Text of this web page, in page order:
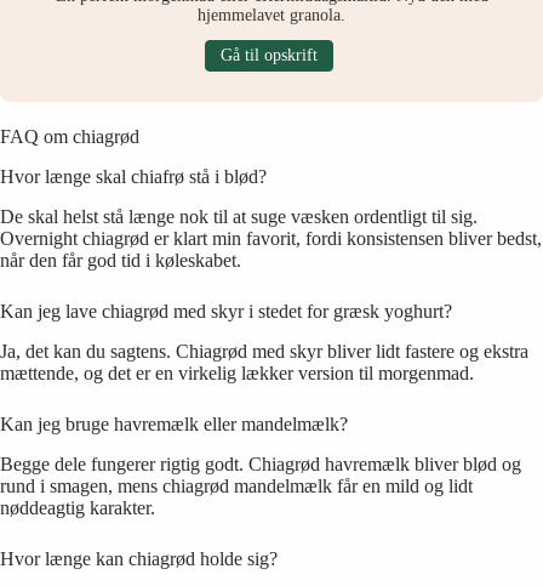
hjemmelavet granola.
Gå til opskrift
FAQ om chiagrød
Hvor længe skal chiafrø stå i blød?
De skal helst stå længe nok til at suge væsken ordentligt til sig.
Overnight chiagrød er klart min favorit, fordi konsistensen bliver bedst,
når den får god tid i køleskabet.
Kan jeg lave chiagrød med skyr i stedet for græsk yoghurt?
Ja, det kan du sagtens. Chiagrød med skyr bliver lidt fastere og ekstra
mættende, og det er en virkelig lækker version til morgenmad.
Kan jeg bruge havremælk eller mandelmælk?
Begge dele fungerer rigtig godt. Chiagrød havremælk bliver blød og
rund i smagen, mens chiagrød mandelmælk får en mild og lidt
nøddeagtig karakter.
Hvor længe kan chiagrød holde sig?